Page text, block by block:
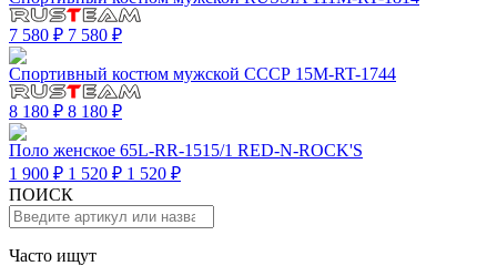
7 580 ₽ 7 580 ₽
Спортивный костюм мужской СССР 15M-RT-1744
8 180 ₽ 8 180 ₽
Поло женское 65L-RR-1515/1 RED-N-ROCK'S
1 900 ₽ 1 520 ₽ 1 520 ₽
ПОИСК
Часто ищут